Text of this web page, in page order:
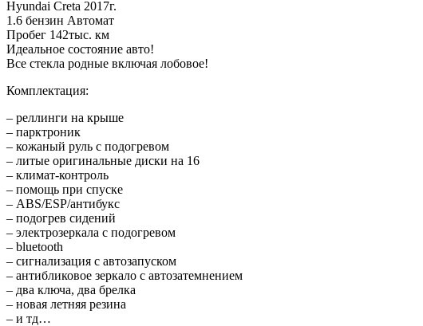
Hyundai Creta 2017г.
1.6 бензин Автомат
Пробег 142тыс. км
Идеальное состояние авто!
Все стекла родные включая лобовое!
Комплектация:
– реллинги на крыше
– парктроник
– кожаный руль с подогревом
– литые оригинальные диски на 16
– климат-контроль
– помощь при спуске
– ABS/ESP/антибукс
– подогрев сидений
– электрозеркала с подогревом
– bluetooth
– сигнализация с автозапуском
– антибликовое зеркало с автозатемнением
– два ключа, два брелка
– новая летняя резина
– и тд…